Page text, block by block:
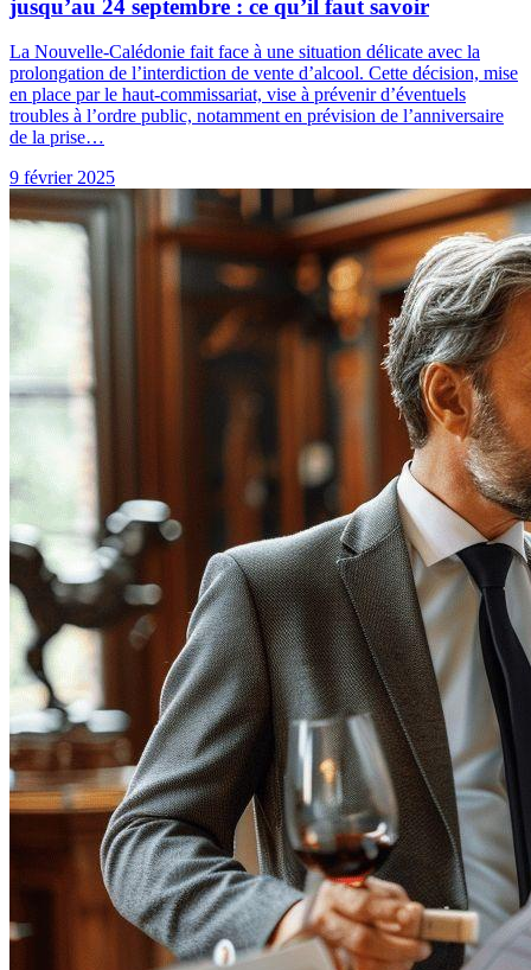
jusqu’au 24 septembre : ce qu’il faut savoir
La Nouvelle-Calédonie fait face à une situation délicate avec la
prolongation de l’interdiction de vente d’alcool. Cette décision, mise
en place par le haut-commissariat, vise à prévenir d’éventuels
troubles à l’ordre public, notamment en prévision de l’anniversaire
de la prise…
9 février 2025